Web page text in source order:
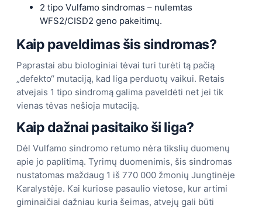
2 tipo Vulfamo sindromas – nulemtas
WFS2/CISD2 geno pakeitimų.
Kaip paveldimas šis sindromas?
Paprastai abu biologiniai tėvai turi turėti tą pačią
„defekto“ mutaciją, kad liga perduotų vaikui. Retais
atvejais 1 tipo sindromą galima paveldėti net jei tik
vienas tėvas nešioja mutaciją.
Kaip dažnai pasitaiko ši liga?
Dėl Vulfamo sindromo retumo nėra tikslių duomenų
apie jo paplitimą. Tyrimų duomenimis, šis sindromas
nustatomas maždaug 1 iš 770 000 žmonių Jungtinėje
Karalystėje. Kai kuriose pasaulio vietose, kur artimi
giminaičiai dažniau kuria šeimas, atvejų gali būti